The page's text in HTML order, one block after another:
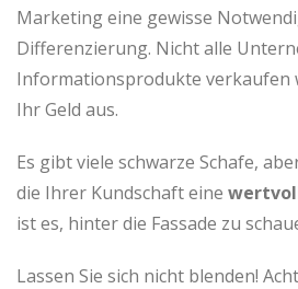
Marketing eine gewisse
Differenzierung. Nicht alle
Informationsprodukte verkaufen
Ihr Geld aus.
Es gibt viele schwarze Schafe,
die Ihrer Kundschaft eine
ist es, hinter die Fassade zu
Lassen Sie sich nicht blenden!